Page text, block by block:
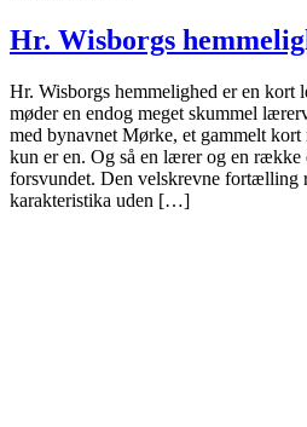
Hr. Wisborgs
Hr. Wisborgs hemmelighed er en
møder en endog meget skummel
med bynavnet Mørke, et gammelt
kun er en. Og så en lærer og en række
forsvundet. Den velskrevne fortælling
karakteristika uden […]